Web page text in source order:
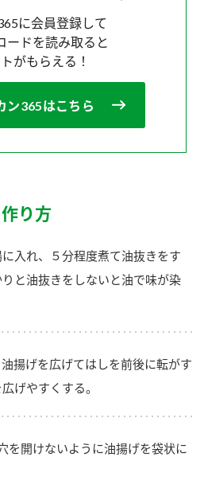
に会員登録して
ードを読み取ると
がもらえる！
ン365はこちら
作り方
入れ、５分程度煮て油抜きをす
と油抜きをしないと油で味が染
揚げを広げてはしを前後に転がす
げやすくする。
を開けないように油揚げを袋状に